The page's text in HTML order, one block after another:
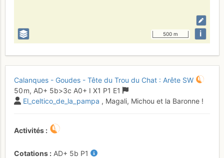
500 m i
Calanques - Goudes - Tête du Trou du Chat : Arête SW
50 m, AD+ 5b>3c A0+ I X1 P1 E1
El_celtico_de_la_pampa , Magali, Michou et la Baronne !
Activités
Cotations AD+ 5b P1